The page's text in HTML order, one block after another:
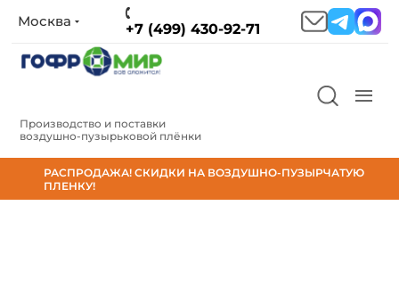
Москва +7 (499) 430-92-71
Производство и поставки
воздушно‑пузырьковой плёнки
РАСПРОДАЖА! СКИДКИ НА ВОЗДУШНО-ПУЗЫРЧАТУЮ
ПЛЕНКУ!